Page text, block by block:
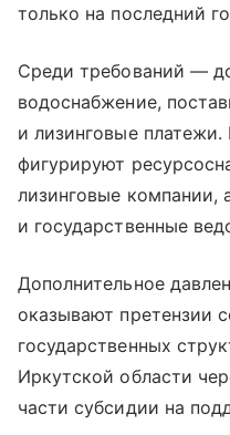
только на последний
Среди требований —
водоснабжение,
и лизинговые платежи.
фигурируют
лизинговые компании,
и государственные
Дополнительное
оказывают претензии
государственных
Иркутской области
части субсидии на